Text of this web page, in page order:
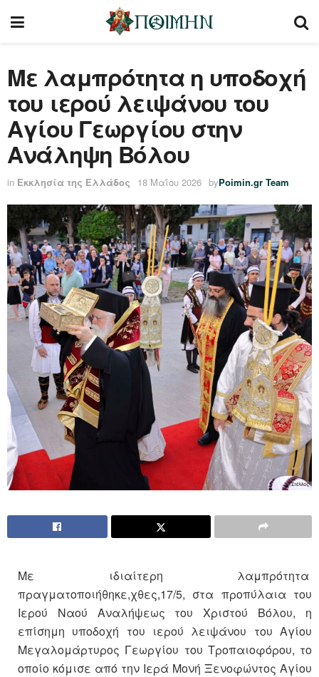
Με λαμπρότητα η υποδοχή
του ιερού λειψάνου του
Αγίου Γεωργίου στην
Ανάληψη Βόλου
in Εκκλησία της Ελλάδος 18 Μαΐου 2026 byPoimin.gr Team
Με ιδιαίτερη λαμπρότητα
πραγματοποιήθηκε,χθες,17/5, στα προπύλαια του
Ιερού Ναού Αναλήψεως του Χριστού Βόλου, η
επίσημη υποδοχή του ιερού λειψάνου του Αγίου
Μεγαλομάρτυρος Γεωργίου του Τροπαιοφόρου, το
οποίο κόμισε από την Ιερά Μονή Ξενοφώντος Αγίου